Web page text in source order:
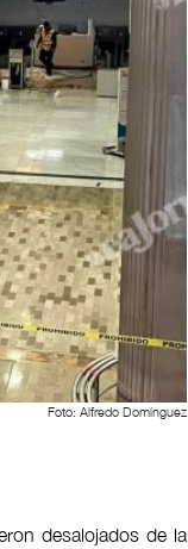
Foto: Alfredo Domínguez
desalojados de la